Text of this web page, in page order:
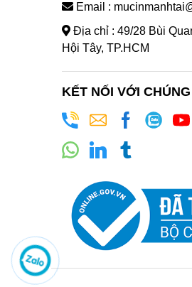
Email :
Địa chỉ : 49/28 Bùi
Hội Tây, TP.HCM
KẾT NỐI VỚI